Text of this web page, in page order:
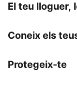
El teu lloguer,
Coneix els
Protegeix-te